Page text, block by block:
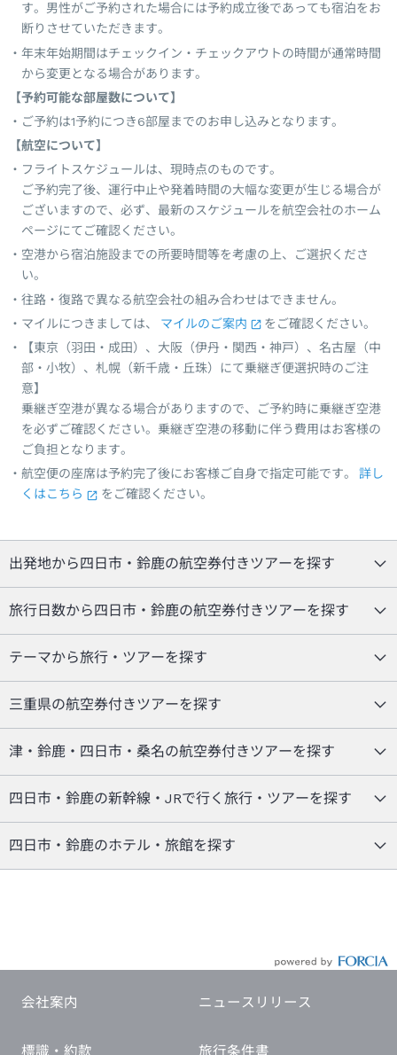
す。男性がご予約された場合には予約成立後であっても宿泊をお
断りさせていただきます。
年末年始期間はチェックイン・チェックアウトの時間が通常時間
から変更となる場合があります。
【予約可能な部屋数について】
ご予約は1予約につき6部屋までのお申し込みとなります。
【航空について】
フライトスケジュールは、現時点のものです。
ご予約完了後、運行中止や発着時間の大幅な変更が生じる場合が
ございますので、必ず、最新のスケジュールを航空会社のホーム
ページにてご確認ください。
空港から宿泊施設までの所要時間等を考慮の上、ご選択くださ
い。
往路・復路で異なる航空会社の組み合わせはできません。
マイルにつきましては、
マイルのご案内
をご確認ください。
【東京（羽田・成田）、大阪（伊丹・関西・神戸）、名古屋（中
部・小牧）、札幌（新千歳・丘珠）にて乗継ぎ便選択時のご注
意】
乗継ぎ空港が異なる場合がありますので、ご予約時に乗継ぎ空港
を必ずご確認ください。乗継ぎ空港の移動に伴う費用はお客様の
ご負担となります。
航空便の座席は予約完了後にお客様ご自身で指定可能です。
詳し
くはこちら
をご確認ください。
出発地から四日市・鈴鹿の航空券付きツアーを探す
旅行日数から四日市・鈴鹿の航空券付きツアーを探す
テーマから旅行・ツアーを探す
三重県の航空券付きツアーを探す
津・鈴鹿・四日市・桑名の航空券付きツアーを探す
四日市・鈴鹿の新幹線・JRで行く旅行・ツアーを探す
四日市・鈴鹿のホテル・旅館を探す
会社案内 ニュースリリース
標識・約款 旅行条件書